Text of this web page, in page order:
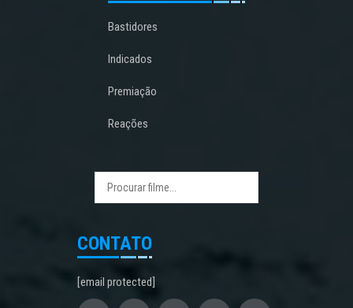
Bastidores
Indicados
Premiação
Reações
CONTATO
[email protected]